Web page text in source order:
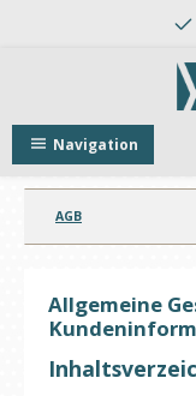
Zum Hauptinhalt
Navigation
AGB
Allgemeine